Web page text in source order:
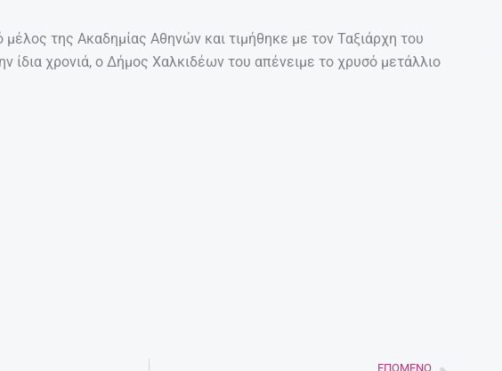
μέλος της Ακαδημίας Αθηνών και τιμήθηκε με τον Ταξιάρχη του
ίδια χρονιά, ο Δήμος Χαλκιδέων του απένειμε το χρυσό μετάλλιο
ΕΠΌΜΕΝΟ